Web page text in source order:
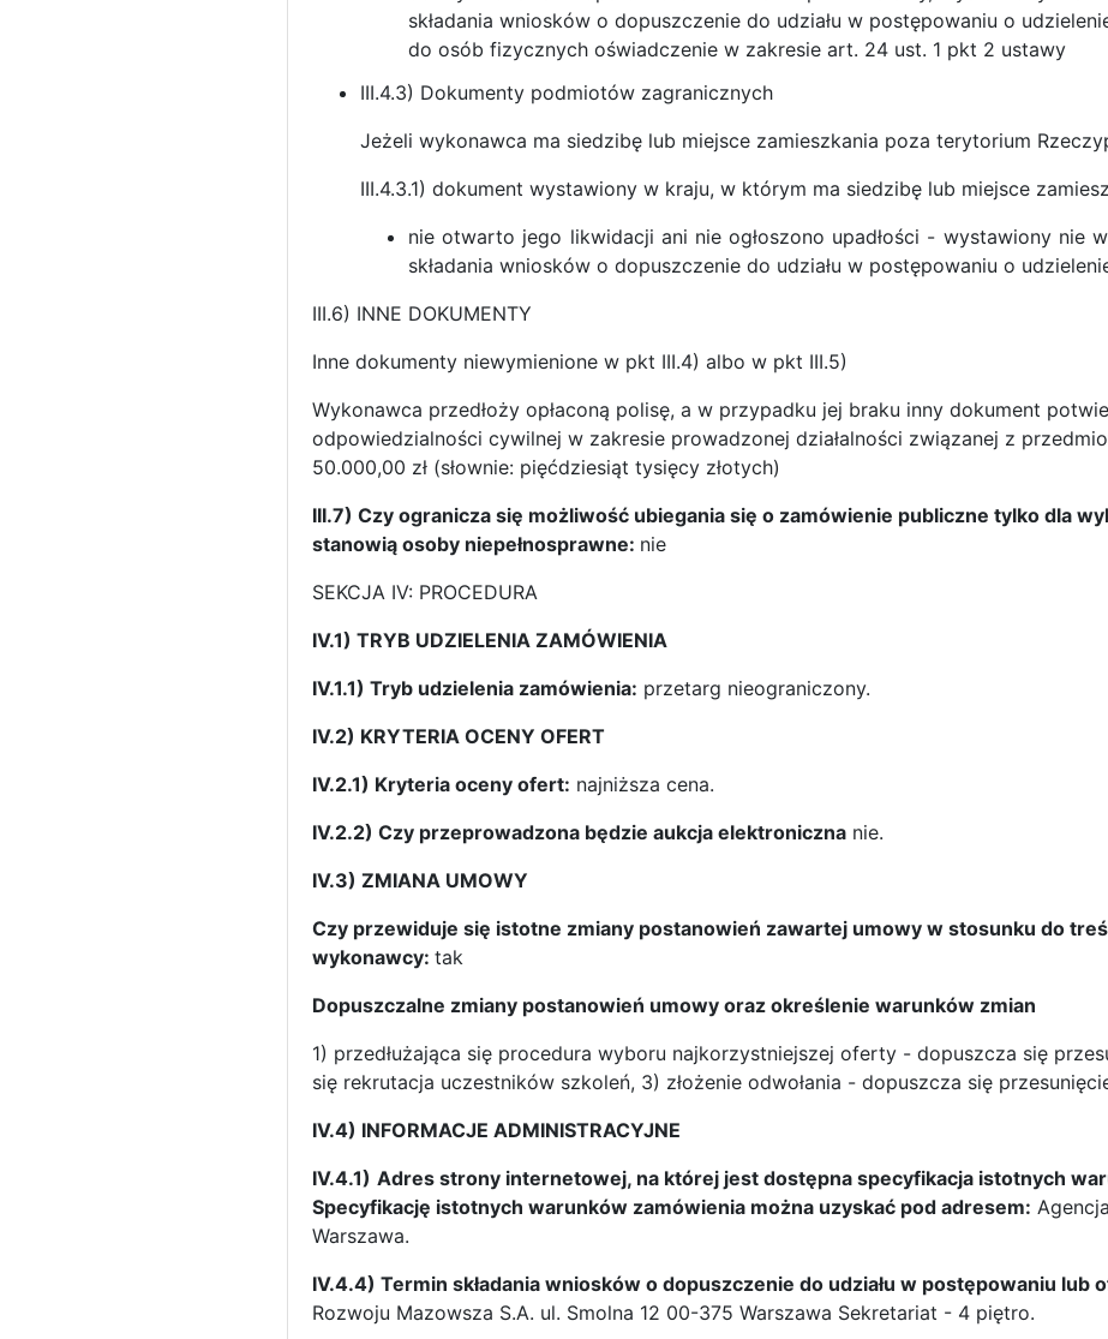
składania wniosków o dopuszczenie do udziału w postępowaniu o
do osób fizycznych oświadczenie w zakresie art. 24 ust. 1 pkt 2 ustawy
III.4.3) Dokumenty podmiotów zagranicznych
Jeżeli wykonawca ma siedzibę lub miejsce zamieszkania poza terytorium
III.4.3.1) dokument wystawiony w kraju, w którym ma siedzibę lub miejsce
nie otwarto jego likwidacji ani nie ogłoszono upadłości - wystawiony nie
składania wniosków o dopuszczenie do udziału w postępowaniu o
III.6) INNE DOKUMENTY
Inne dokumenty niewymienione w pkt III.4) albo w pkt III.5)
Wykonawca przedłoży opłaconą polisę, a w przypadku jej braku inny dokument
odpowiedzialności cywilnej w zakresie prowadzonej działalności związanej z
50.000,00 zł (słownie: pięćdziesiąt tysięcy złotych)
III.7) Czy ogranicza się możliwość ubiegania się o zamówienie publiczne tylko dla
stanowią osoby niepełnosprawne: nie
SEKCJA IV: PROCEDURA
IV.1) TRYB UDZIELENIA ZAMÓWIENIA
IV.1.1) Tryb udzielenia zamówienia: przetarg nieograniczony.
IV.2) KRYTERIA OCENY OFERT
IV.2.1) Kryteria oceny ofert: najniższa cena.
IV.2.2) Czy przeprowadzona będzie aukcja elektroniczna nie.
IV.3) ZMIANA UMOWY
Czy przewiduje się istotne zmiany postanowień zawartej umowy w stosunku do
wykonawcy: tak
Dopuszczalne zmiany postanowień umowy oraz określenie warunków zmian
1) przedłużająca się procedura wyboru najkorzystniejszej oferty - dopuszcza się
się rekrutacja uczestników szkoleń, 3) złożenie odwołania - dopuszcza się
IV.4) INFORMACJE ADMINISTRACYJNE
IV.4.1) Adres strony internetowej, na której jest dostępna specyfikacja istotnych
Specyfikację istotnych warunków zamówienia można uzyskać pod adresem:
Warszawa.
IV.4.4) Termin składania wniosków o dopuszczenie do udziału w postępowaniu lub
Rozwoju Mazowsza S.A. ul. Smolna 12 00-375 Warszawa Sekretariat - 4 piętro.